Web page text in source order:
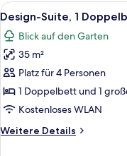
Alle
Fotos
für
Design-
Suite,
1 Doppelbett
und
barrierefrei
6
Design-Suite, 1
Blick auf den Garten
35 m²
Platz für 4 Personen
1 Doppelbett und 1
Kostenloses WLAN
Weitere Details
Weitere